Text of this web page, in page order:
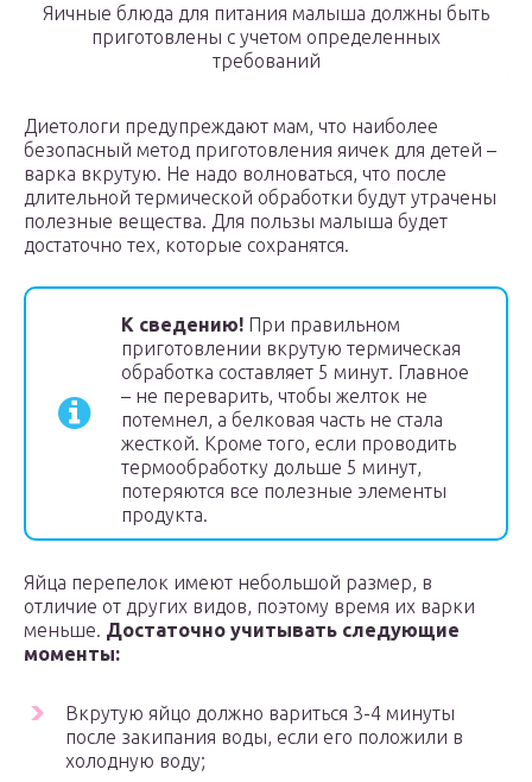
Яичные блюда для питания малыша должны быть
приготовлены с учетом определенных
требований
Диетологи предупреждают мам, что наиболее
безопасный метод приготовления яичек для детей –
варка вкрутую. Не надо волноваться, что после
длительной термической обработки будут утрачены
полезные вещества. Для пользы малыша будет
достаточно тех, которые сохранятся.
К сведению! При правильном
приготовлении вкрутую термическая
обработка составляет 5 минут. Главное
– не переварить, чтобы желток не
потемнел, а белковая часть не стала
жесткой. Кроме того, если проводить
термообработку дольше 5 минут,
потеряются все полезные элементы
продукта.
Яйца перепелок имеют небольшой размер, в
отличие от других видов, поэтому время их варки
меньше. Достаточно учитывать следующие
моменты:
Вкрутую яйцо должно вариться 3-4 минуты
после закипания воды, если его положили в
холодную воду;